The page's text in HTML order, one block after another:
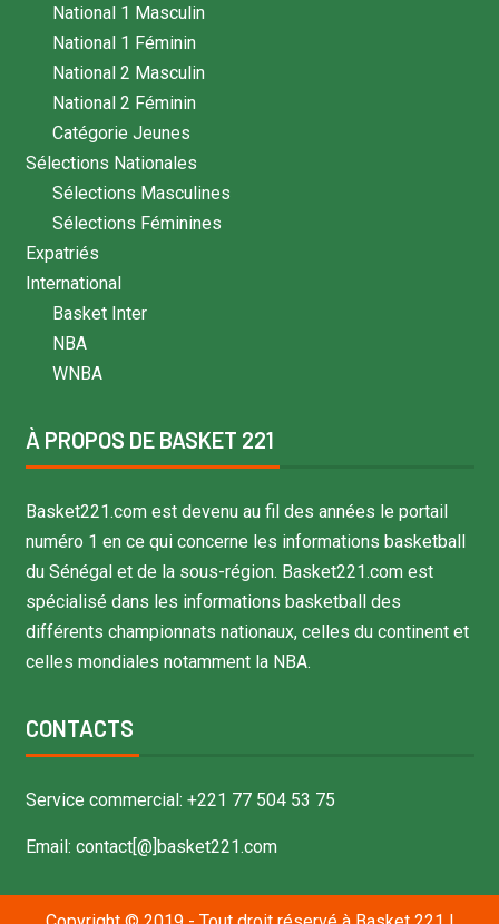
National 1 Masculin
National 1 Féminin
National 2 Masculin
National 2 Féminin
Catégorie Jeunes
Sélections Nationales
Sélections Masculines
Sélections Féminines
Expatriés
International
Basket Inter
NBA
WNBA
À PROPOS DE BASKET 221
Basket221.com est devenu au fil des années le portail
numéro 1 en ce qui concerne les informations basketball
du Sénégal et de la sous-région. Basket221.com est
spécialisé dans les informations basketball des
différents championnats nationaux, celles du continent et
celles mondiales notamment la NBA.
CONTACTS
Service commercial: +221 77 504 53 75
Email: contact[@]basket221.com